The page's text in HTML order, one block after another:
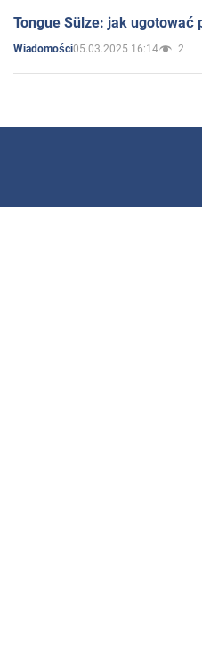
Tongue Sülze: jak ugotować
Wiadomości05.03.2025 16:14 2